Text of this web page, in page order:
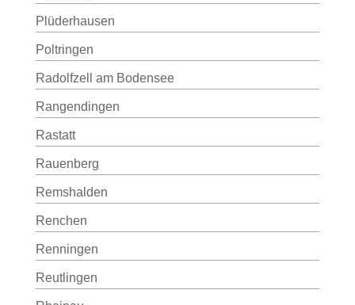
Plüderhausen
Poltringen
Radolfzell am Bodensee
Rangendingen
Rastatt
Rauenberg
Remshalden
Renchen
Renningen
Reutlingen